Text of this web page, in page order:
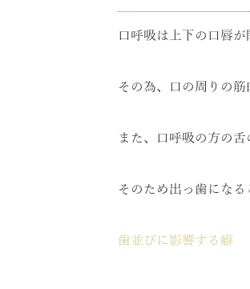
口呼吸は上下の口唇
その為、口の周りの
また、口呼吸の方の
そのため出っ歯にな
歯並びに影響する癖